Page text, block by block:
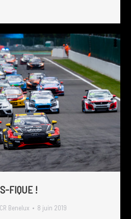
FIQUE !
Benelux 8 juin 2019